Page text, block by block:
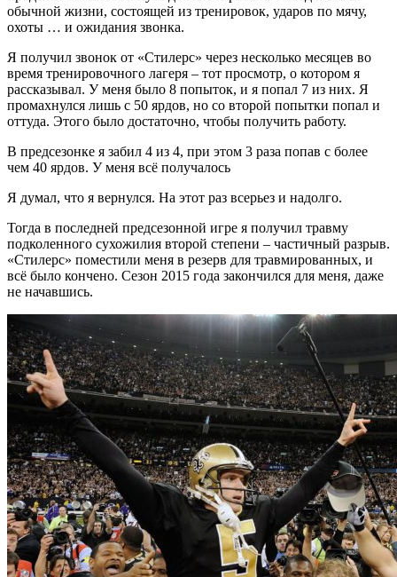
обычной жизни, состоящей из тренировок, ударов по мячу,
охоты … и ожидания звонка.
Я получил звонок от «Стилерс» через несколько месяцев во
время тренировочного лагеря – тот просмотр, о котором я
рассказывал. У меня было 8 попыток, и я попал 7 из них. Я
промахнулся лишь с 50 ярдов, но со второй попытки попал и
оттуда. Этого было достаточно, чтобы получить работу.
В предсезонке я забил 4 из 4, при этом 3 раза попав с более
чем 40 ярдов. У меня всё получалось
Я думал, что я вернулся. На этот раз всерьез и надолго.
Тогда в последней предсезонной игре я получил травму
подколенного сухожилия второй степени – частичный разрыв.
«Стилерс» поместили меня в резерв для травмированных, и
всё было кончено. Сезон 2015 года закончился для меня, даже
не начавшись.